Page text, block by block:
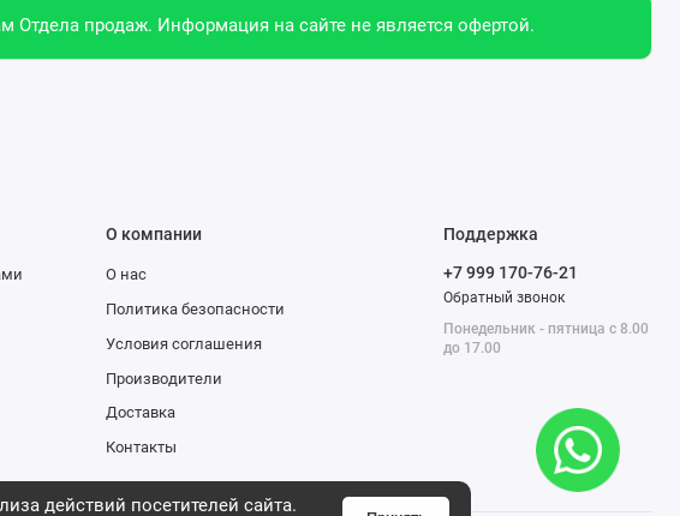
продаж. Информация на сайте не является офертой.
действий посетителей сайта.
О компании
О нас
Политика безопасности
Условия соглашения
Производители
Доставка
Контакты
Поддержка
+7 999 170-76-21
Обратный звонок
Понедельник - пятница с 8.00
до 17.00